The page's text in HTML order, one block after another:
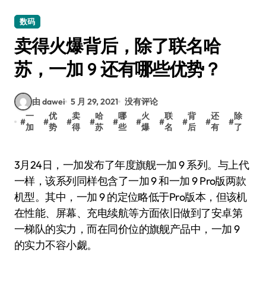
数码
卖得火爆背后，除了联名哈
苏，一加 9 还有哪些优势？
由 dawei 5 月 29, 2021 没有评论
#
一
加
#
优
势
#
卖
得
#
哈
苏
#
哪
些
#
火
爆
#
联
名
#
背
后
#
还
有
#
除
了
3月24日，一加发布了年度旗舰一加 9 系列。与上代
一样，该系列同样包含了一加 9 和一加 9 Pro版两款
机型。其中，一加 9 的定位略低于Pro版本，但该机
在性能、屏幕、充电续航等方面依旧做到了安卓第
一梯队的实力，而在同价位的旗舰产品中，一加 9
的实力不容小觑。